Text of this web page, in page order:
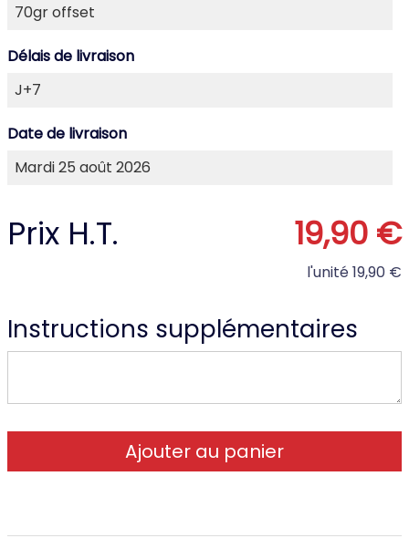
Délais de livraison
Date de livraison
Prix H.T. 19,90 €
l'unité19,90 €
Instructions supplémentaires